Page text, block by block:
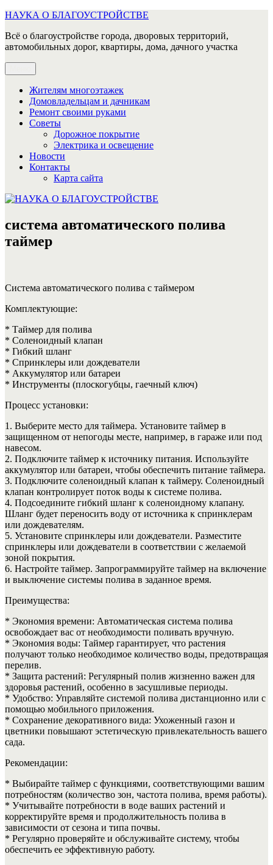
Перейти
содержимому
НАУКА О БЛАГОУСТРОЙСТВЕ
Всё о благоустройстве города, дворовых территорий,
автомобильных дорог, квартиры, дома, дачного участка
Жителям многоэтажек
Домовладельцам и дачникам
Ремонт своими руками
Советы
Дорожное покрытие
Электрика и освещение
Новости
Контакты
Карта сайта
система автоматического полива
таймер
Система автоматического полива с таймером
Комплектующие:
* Таймер для полива
* Соленоидный клапан
* Гибкий шланг
* Спринклеры или дождеватели
* Аккумулятор или батареи
* Инструменты (плоскогубцы, гаечный ключ)
Процесс установки:
1. Выберите место для таймера. Установите таймер в
защищенном от непогоды месте, например, в гараже или под
навесом.
2. Подключите таймер к источнику питания. Используйте
аккумулятор или батареи, чтобы обеспечить питание таймера.
3. Подключите соленоидный клапан к таймеру. Соленоидный
клапан контролирует поток воды к системе полива.
4. Подсоедините гибкий шланг к соленоидному клапану.
Шланг будет переносить воду от источника к спринклерам
или дождевателям.
5. Установите спринклеры или дождеватели. Разместите
спринклеры или дождеватели в соответствии с желаемой
зоной покрытия.
6. Настройте таймер. Запрограммируйте таймер на включение
и выключение системы полива в заданное время.
Преимущества:
* Экономия времени: Автоматическая система полива
освобождает вас от необходимости поливать вручную.
* Экономия воды: Таймер гарантирует, что растения
получают только необходимое количество воды, предотвращая
перелив.
* Защита растений: Регулярный полив жизненно важен для
здоровья растений, особенно в засушливые периоды.
* Удобство: Управляйте системой полива дистанционно или с
помощью мобильного приложения.
* Сохранение декоративного вида: Ухоженный газон и
цветники повышают эстетическую привлекательность вашего
сада.
Рекомендации:
* Выбирайте таймер с функциями, соответствующими вашим
потребностям (количество зон, частота полива, время работы).
* Учитывайте потребности в воде ваших растений и
корректируйте время и продолжительность полива в
зависимости от сезона и типа почвы.
* Регулярно проверяйте и обслуживайте систему, чтобы
обеспечить ее эффективную работу.